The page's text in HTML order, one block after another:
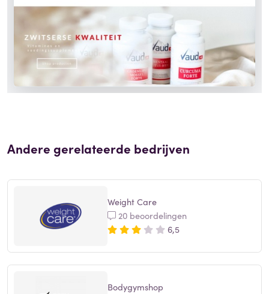
Andere gerelateerde bedrijven
Weight Care
20 beoordelingen
6,5
Bodygymshop